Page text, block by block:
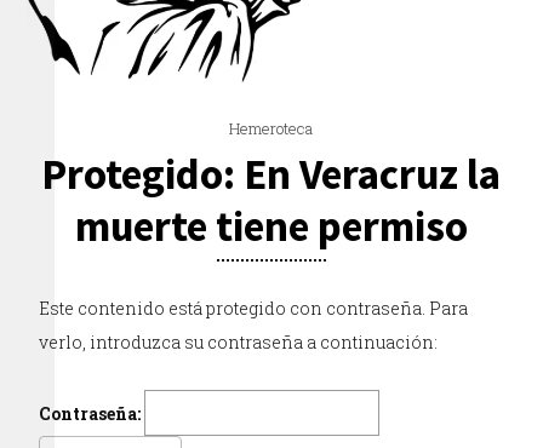
Hemeroteca
Protegido: En Veracruz la
muerte tiene permiso
Este contenido está protegido con contraseña. Para
verlo, introduzca su contraseña a continuación:
Contraseña: